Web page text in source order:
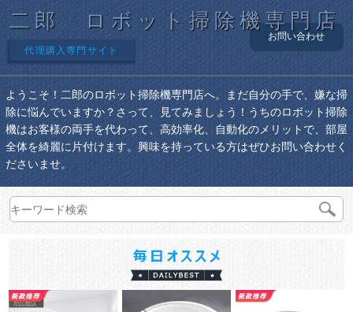
二郎 ロボット掃除機専門店
代理購入専門サイト
お問い合わせ
ようこそ！二郎のロボット掃除機専門店へ。まだ自分の手で、嫌な掃
除に悩んでいますか？さって、見てみましょう！うちのロボット掃除
機はお客様の両手を代わって、高効率化、自動化のメリットで、部屋
全体を綺麗に片付けます。興味を持っている方はぜひお問い合わせく
ださいませ。